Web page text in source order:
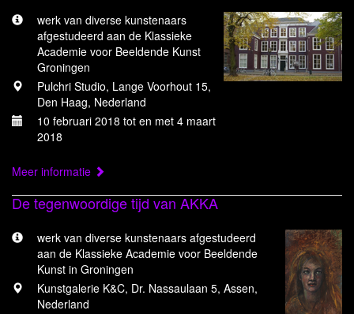
werk van diverse kunstenaars
afgestudeerd aan de Klassieke
Academie voor Beeldende Kunst
Groningen
Pulchri Studio, Lange Voorhout 15,
Den Haag, Nederland
10 februari 2018 tot en met 4 maart
2018
Meer informatie
De tegenwoordige tijd van AKKA
werk van diverse kunstenaars afgestudeerd
aan de Klassieke Academie voor Beeldende
Kunst in Groningen
Kunstgalerie K&C, Dr. Nassaulaan 5, Assen,
Nederland